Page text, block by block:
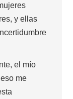
y ellas
el mío
me